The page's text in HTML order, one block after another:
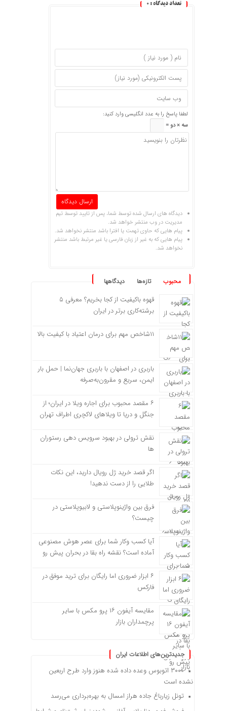
تعداد دیدگاه : 0
لطفا پاسخ را به عدد انگلیسی وارد کنید:
سه × دو =
دیدگاه های ارسال شده توسط شما، پس از تایید توسط تیم
مدیریت در وب منتشر خواهد شد.
پیام هایی که حاوی تهمت یا افترا باشد منتشر نخواهد شد.
پیام هایی که به غیر از زبان فارسی یا غیر مرتبط باشد منتشر
نخواهد شد.
محبوب تازه‌ها دیدگاهها
قهوه باکیفیت از کجا بخریم؟ معرفی ۵
برشته‌کاری برتر در ایران
۱۱شاخص مهم برای درمان اعتیاد با کیفیت بالا
باربری در اصفهان با باربری جهان‌نما | حمل بار
ایمن، سریع و مقرون‌به‌صرفه
۶ مقصد محبوب برای اجاره ویلا در ایران؛ از
جنگل و دریا تا ویلاهای لاکچری اطراف تهران
نقش ترولی در بهبود سرویس دهی رستوران
ها
اگر قصد خرید ژل رویال دارید، این نکات
طلایی را از دست ندهید!
فرق بین واژینوپلاستی و لابیوپلاستی در
چیست؟
آیا کسب وکار شما برای عصر هوش مصنوعی
آماده است؟ نقشه راه بقا در بحران پیش رو
۶ ابزار ضروری اما رایگان برای ترید موفق در
فارکس
مقایسه آیفون ۱۶ پرو مکس با سایر
پرچمداران بازار
جدیدترین‌های اطلاعات ایران
۳۰۰۰ اتوبوس وعده داده شده هنوز وارد طرح اربعین
نشده است
تونل زیارباغ جاده هراز امسال به بهره‌برداری می‌رسد